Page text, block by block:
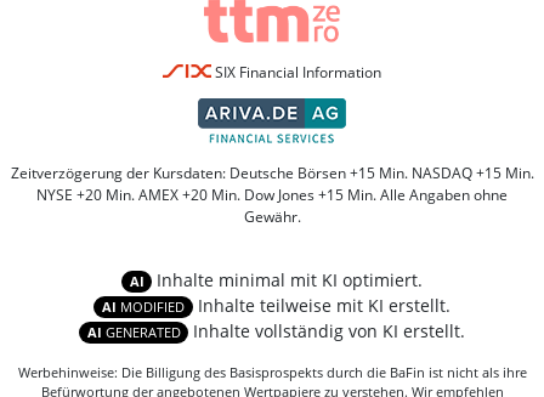
SIX Financial Information
Zeitverzögerung der Kursdaten: Deutsche Börsen +15 Min. NASDAQ +15 Min.
NYSE +20 Min. AMEX +20 Min. Dow Jones +15 Min. Alle Angaben ohne
Gewähr.
AI Inhalte minimal mit KI optimiert.
AI MODIFIED Inhalte teilweise mit KI erstellt.
AI GENERATED Inhalte vollständig von KI erstellt.
Werbehinweise: Die Billigung des Basisprospekts durch die BaFin ist nicht als ihre
Befürwortung der angebotenen Wertpapiere zu verstehen. Wir empfehlen